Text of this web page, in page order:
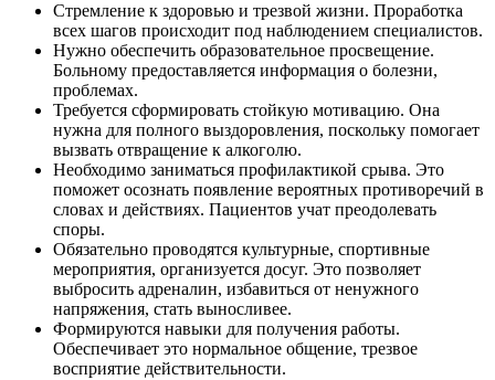
Стремление к здоровью и трезвой жизни. Проработка
всех шагов происходит под наблюдением специалистов.
Нужно обеспечить образовательное просвещение.
Больному предоставляется информация о болезни,
проблемах.
Требуется сформировать стойкую мотивацию. Она
нужна для полного выздоровления, поскольку помогает
вызвать отвращение к алкоголю.
Необходимо заниматься профилактикой срыва. Это
поможет осознать появление вероятных противоречий в
словах и действиях. Пациентов учат преодолевать
споры.
Обязательно проводятся культурные, спортивные
мероприятия, организуется досуг. Это позволяет
выбросить адреналин, избавиться от ненужного
напряжения, стать выносливее.
Формируются навыки для получения работы.
Обеспечивает это нормальное общение, трезвое
восприятие действительности.